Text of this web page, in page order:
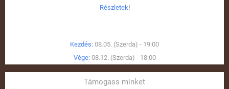
Részletek!
Kezdés: 08.05. (Szerda) - 19:00
Vége: 08.12. (Szerda) - 18:00
Támogass minket